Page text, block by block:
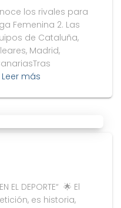
los rivales para
Femenina 2. Las
de Cataluña,
Madrid,
Leer más
EL DEPORTE“ 🌟 El
es historia,